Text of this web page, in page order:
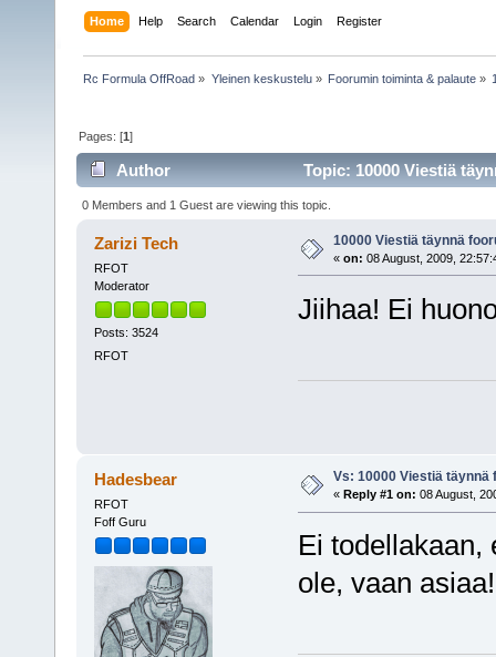
Home Help Search Calendar Login Register
Rc Formula OffRoad » Yleinen keskustelu» Foorumin toiminta & palaute»
Pages: [1]
Author Topic: 10000 Viestiä
0 Members and 1 Guest are viewing this topic.
Zarizi Tech
RFOT
Moderator
Posts: 3524
RFOT
10000 Viestiä täynnä
« on: 08 August, 2009,
Jiihaa! Ei
Hadesbear
RFOT
Foff Guru
Vs: 10000 Viestiä täynnä
« Reply #1 on: 08 August,
Ei todellakaan,
ole, vaan